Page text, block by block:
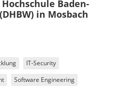
Baden-
in Mosbach
IT-Security
Software Engineering